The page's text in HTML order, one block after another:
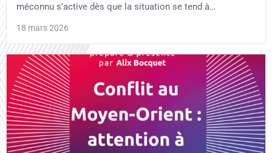
méconnu s’active dès que la situation se tend à…
18 mars 2026